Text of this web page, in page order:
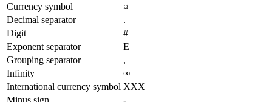
Currency symbol
¤
Decimal separator
.
Digit
#
Exponent separator
E
Grouping separator
,
Infinity
∞
International currency symbol XXX
Minus sign
-